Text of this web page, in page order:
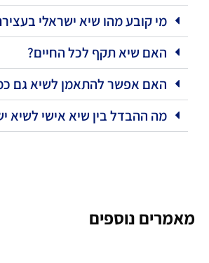
מי קובע מהו שיא ישראלי
האם שיא תקף לכל החיים?
האם אפשר להתאמן לשיא גם
מה ההבדל בין שיא אישי לשיא
מאמרים נוספים